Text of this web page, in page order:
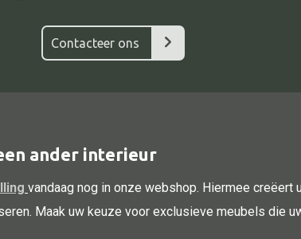
Contacteer ons
ander interieur
vandaag nog in onze webshop. Hiermee creëert
Maak uw keuze voor exclusieve meubels die